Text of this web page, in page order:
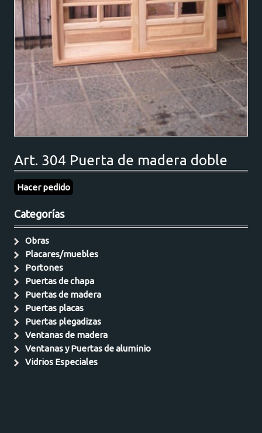
Art. 304 Puerta de madera doble
Hacer pedido
Categorías
Obras
Placares/muebles
Portones
Puertas de chapa
Puertas de madera
Puertas placas
Puertas plegadizas
Ventanas de madera
Ventanas y Puertas de aluminio
Vidrios Especiales